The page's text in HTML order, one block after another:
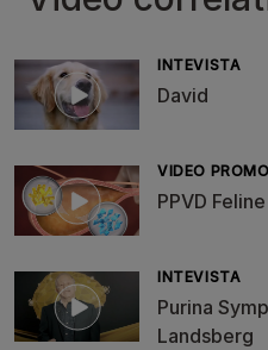
INTEVISTA
David
VIDEO
PPVD
INTEVISTA
Purina
Landsberg